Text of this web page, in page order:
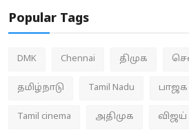
Popular Tags
DMK Chennai திமுக
தமிழ்நாடு Tamil Nadu பாஜக
Tamil cinema அதிமுக விஜய்